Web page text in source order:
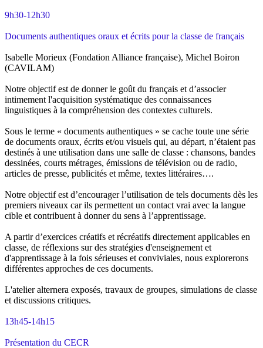
9h30-12h30
Documents authentiques oraux et écrits pour la classe de français
Isabelle Morieux (Fondation Alliance française), Michel Boiron
(CAVILAM)
Notre objectif est de donner le goût du français et d’associer
intimement l'acquisition systématique des connaissances
linguistiques à la compréhension des contextes culturels.
Sous le terme « documents authentiques » se cache toute une série
de documents oraux, écrits et/ou visuels qui, au départ, n’étaient pas
destinés à une utilisation dans une salle de classe : chansons, bandes
dessinées, courts métrages, émissions de télévision ou de radio,
articles de presse, publicités et même, textes littéraires….
Notre objectif est d’encourager l’utilisation de tels documents dès les
premiers niveaux car ils permettent un contact vrai avec la langue
cible et contribuent à donner du sens à l’apprentissage.
A partir d’exercices créatifs et récréatifs directement applicables en
classe, de réflexions sur des stratégies d'enseignement et
d'apprentissage à la fois sérieuses et conviviales, nous explorerons
différentes approches de ces documents.
L'atelier alternera exposés, travaux de groupes, simulations de classe
et discussions critiques.
13h45-14h15
Présentation du CECR